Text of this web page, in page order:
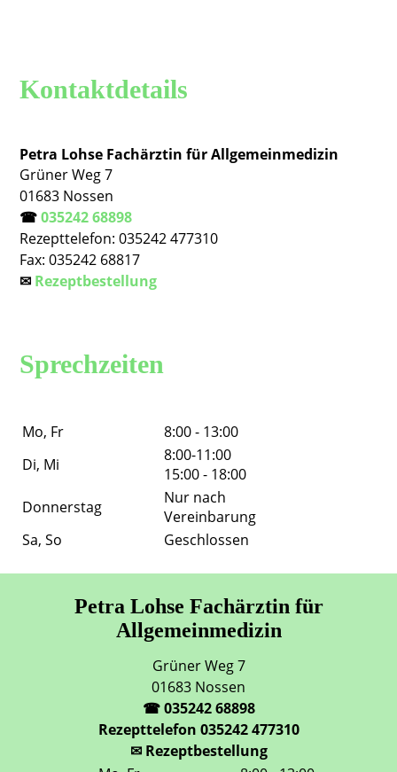
Kontaktdetails
Petra Lohse Fachärztin für Allgemeinmedizin
Grüner Weg 7
01683 Nossen
☎035242 68898
Rezepttelefon: 035242 477310
Fax: 035242 68817
✉ Rezeptbestellung
Sprechzeiten
Mo, Fr
8:00 - 13:00
Di, Mi
8:00-11:00
15:00 - 18:00
Donnerstag
Nur nach
Vereinbarung
Sa, So
Geschlossen
Petra Lohse Fachärztin für
Allgemeinmedizin
Grüner Weg 7
01683 Nossen
☎ 035242 68898
Rezepttelefon 035242 477310
✉ Rezeptbestellung